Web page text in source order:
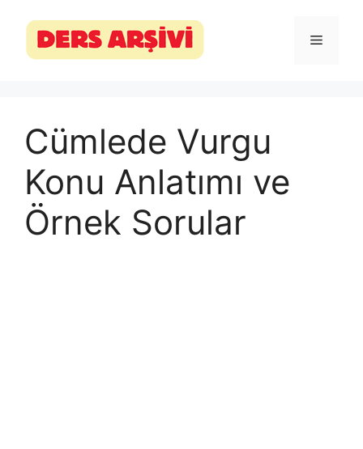
Menü
Cümlede Vurgu
Konu Anlatımı ve
Örnek Sorular